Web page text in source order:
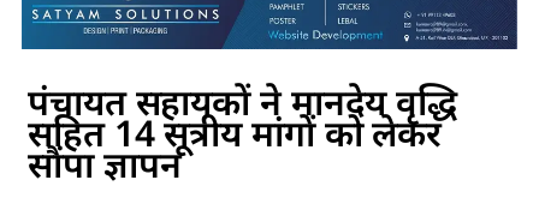
पंचायत सहायकों ने मानदेय वृद्धि
सहित 14 सूत्रीय मांगों को लेकर
सौंपा ज्ञापन